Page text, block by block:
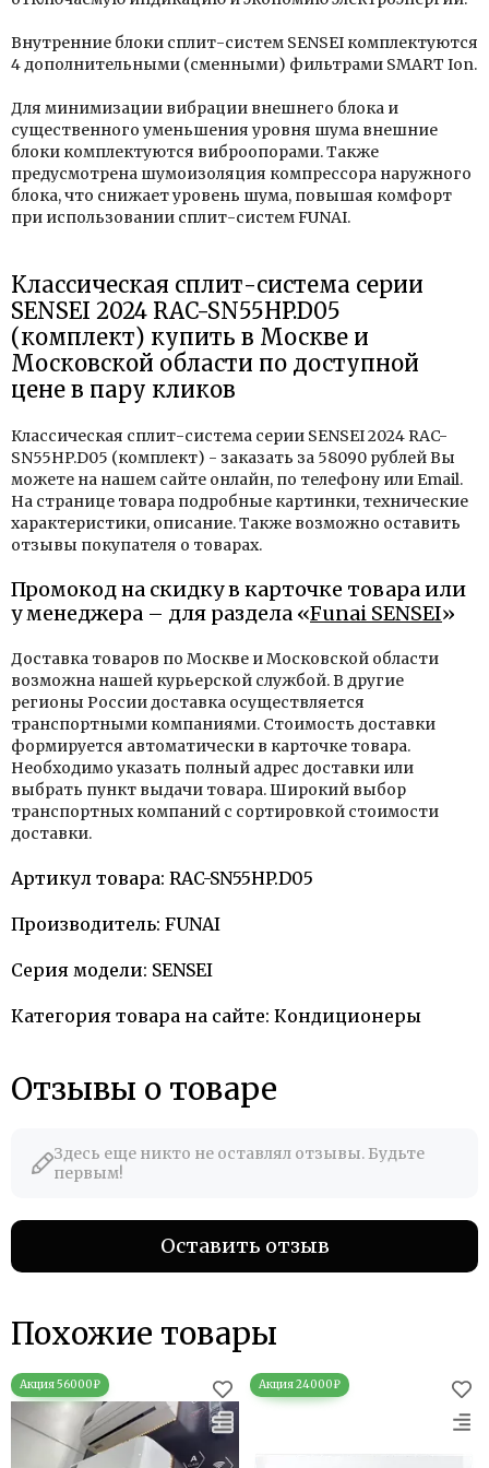
Внутренние блоки сплит-систем SENSEI комплектуются
4 дополнительными (сменными) фильтрами SMART Ion.
Для минимизации вибрации внешнего блока и
существенного уменьшения уровня шума внешние
блоки комплектуются виброопорами. Также
предусмотрена шумоизоляция компрессора наружного
блока, что снижает уровень шума, повышая комфорт
при использовании сплит-систем FUNAI.
Классическая сплит-система серии
SENSEI 2024 RAC-SN55HP.D05
(комплект) купить в Москве и
Московской области по доступной
цене в пару кликов
Классическая сплит-система серии SENSEI 2024 RAC-
SN55HP.D05 (комплект) - заказать за 58090 рублей Вы
можете на нашем сайте онлайн, по телефону или Email.
На странице товара подробные картинки, технические
характеристики, описание. Также возможно оставить
отзывы покупателя о товарах.
Промокод на скидку в карточке товара или
у менеджера – для раздела «Funai SENSEI»
Доставка товаров по Москве и Московской области
возможна нашей курьерской службой. В другие
регионы России доставка осуществляется
транспортными компаниями. Стоимость доставки
формируется автоматически в карточке товара.
Необходимо указать полный адрес доставки или
выбрать пункт выдачи товара. Широкий выбор
транспортных компаний с сортировкой стоимости
доставки.
Артикул товара: RAC-SN55HP.D05
Производитель: FUNAI
Серия модели: SENSEI
Категория товара на сайте: Кондиционеры
Отзывы о товаре
Здесь еще никто не оставлял отзывы. Будьте
первым!
Оставить отзыв
Похожие товары